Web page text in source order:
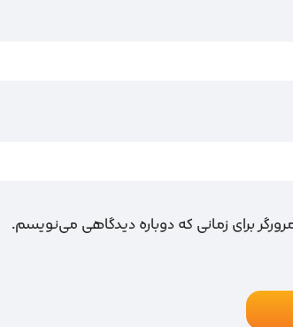
برای زمانی که دوباره دیدگاهی می‌نویسم.